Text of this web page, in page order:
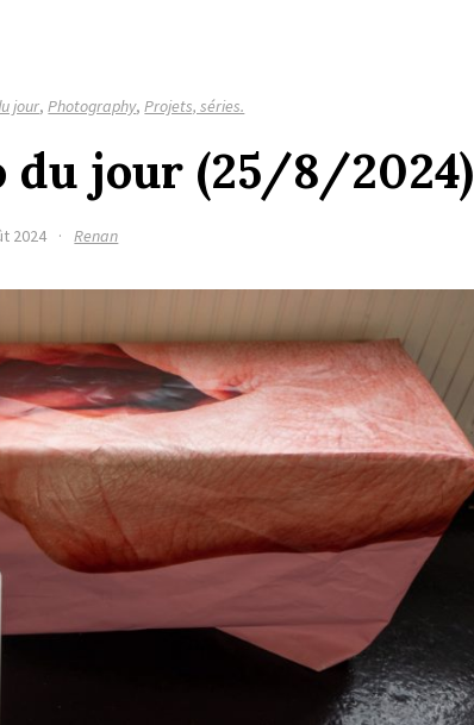
jour,Photography,Projets, séries.
du jour (25/8/2024)
2024 · Renan